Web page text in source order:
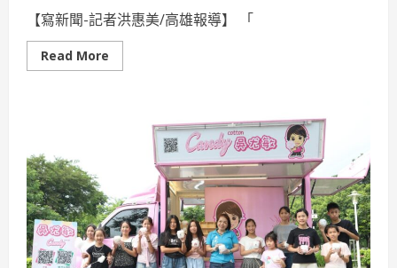
名、
第
5
【寫新聞-記者洪惠美/高雄報導】 「
Read More
more
為
米
食
說
故